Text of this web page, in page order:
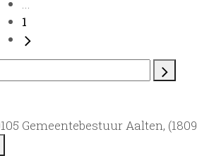
...
1
Gemeentebestuur Aalten,